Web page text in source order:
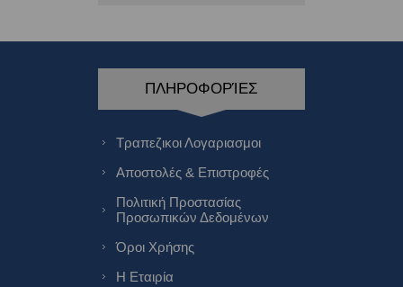
ΠΛΗΡΟΦΟΡΊΕΣ
Τραπεζικοι Λογαριασμοι
Αποστολές & Επιστροφές
Πολιτική Προστασίας
Προσωπικών Δεδομένων
Όροι Χρήσης
Η Εταιρία